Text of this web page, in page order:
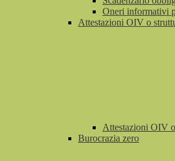
Oneri informativi
Attestazioni OIV o
Attestazioni OIV
Burocrazia zero